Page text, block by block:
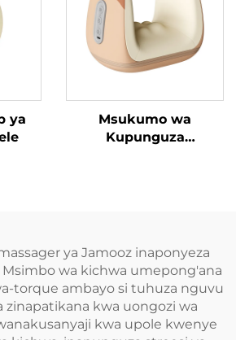
ya
Msukumo wa
Kupunguza
ya Jamooz inaponyeza
Msimbo wa kichwa umepong'ana
torque ambayo si tuhuza nguvu
zinapatikana kwa uongozi wa
kwa upole kwenye